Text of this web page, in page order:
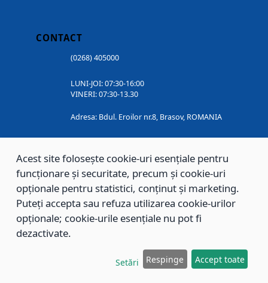
CONTACT
(0268) 405000
LUNI-JOI: 07:30-16:00
VINERI: 07:30-13.30
Adresa: Bdul. Eroilor nr.8, Brasov, ROMANIA
SOCIAL MEDIA
Copyright © 2002 - 2026 - PRIMĂRIA MUNICIPIULUI BRAȘOV, toate drepturile
Acest site folosește cookie-uri esențiale pentru
funcționare și securitate, precum și cookie-uri
opționale pentru statistici, conținut și marketing.
Puteți accepta sau refuza utilizarea cookie-urilor
opționale; cookie-urile esențiale nu pot fi
dezactivate.
Setări Respinge Accept toate